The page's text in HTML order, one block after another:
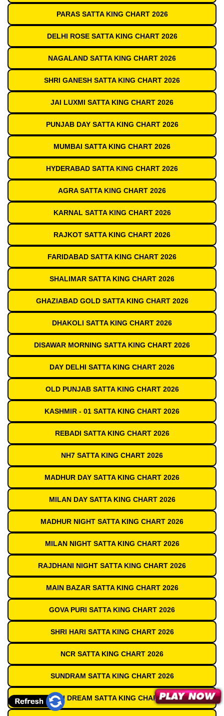
PARAS SATTA KING CHART 2026
DELHI ROSE SATTA KING CHART 2026
NAGALAND SATTA KING CHART 2026
SHRI GANESH SATTA KING CHART 2026
JAI LUXMI SATTA KING CHART 2026
PUNJAB DAY SATTA KING CHART 2026
MUMBAI SATTA KING CHART 2026
HYDERABAD SATTA KING CHART 2026
AGRA SATTA KING CHART 2026
KARNAL SATTA KING CHART 2026
RAJKOT SATTA KING CHART 2026
FARIDABAD SATTA KING CHART 2026
SHALIMAR SATTA KING CHART 2026
GHAZIABAD GOLD SATTA KING CHART 2026
DHAKOLI SATTA KING CHART 2026
DISAWAR MORNING SATTA KING CHART 2026
DAY DELHI SATTA KING CHART 2026
OLD PUNJAB SATTA KING CHART 2026
KASHMIR - 01 SATTA KING CHART 2026
REBADI SATTA KING CHART 2026
NH7 SATTA KING CHART 2026
MADHUR DAY SATTA KING CHART 2026
MILAN DAY SATTA KING CHART 2026
MADHUR NIGHT SATTA KING CHART 2026
MILAN NIGHT SATTA KING CHART 2026
RAJDHANI NIGHT SATTA KING CHART 2026
MAIN BAZAR SATTA KING CHART 2026
GOVA PURI SATTA KING CHART 2026
SHRI HARI SATTA KING CHART 2026
NCR SATTA KING CHART 2026
SUNDRAM SATTA KING CHART 2026
DELHI DREAM SATTA KING CHART 2026